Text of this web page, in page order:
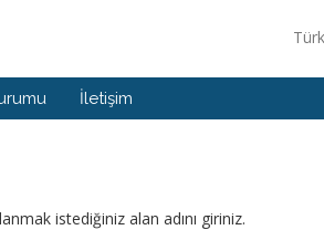
İletişim
istediğiniz alan adını giriniz.